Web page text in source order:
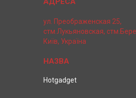
ул. Преображенская 25,
стм.Лукьяновская,
Київ, Україна
Hotgadget